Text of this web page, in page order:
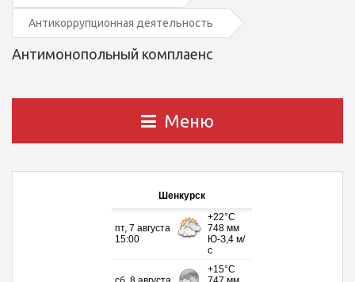
Антикоррупционная деятельность
Антимонопольный комплаенс
Меню
Шенкурск